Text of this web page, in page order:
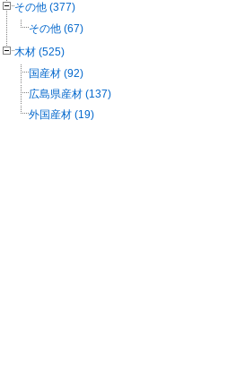
その他 (377)
その他 (67)
木材 (525)
国産材 (92)
広島県産材 (137)
外国産材 (19)